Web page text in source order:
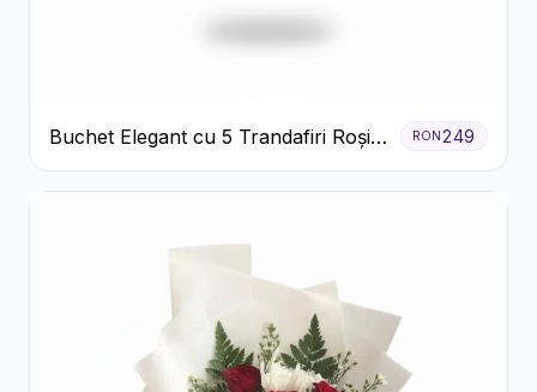
Buchet Elegant cu 5 Trandafiri Roșii
și Eucalipt
RON249